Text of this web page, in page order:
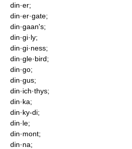
din·er;
din·er·gate;
din·gaan's;
din·gi·ly;
din·gi·ness;
din·gle·bird;
din·go;
din·gus;
din·ich·thys;
din·ka;
din·ky-di;
din·le;
din·mont;
din·na;